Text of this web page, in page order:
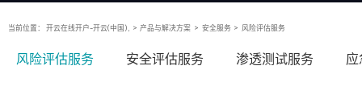
当前位置： 开云在线开户-开云(中国), > 产品与解决方案 > 安全服务 > 风险评估服务
风险评估服务 安全评估服务 渗透测试服务